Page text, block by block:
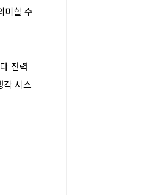
미할 수
전력
각 시스